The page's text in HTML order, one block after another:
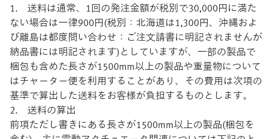
1. 送料は通常、1回の発注金額が税別で30,000円に満た
ない場合は一律900円(税別：北海道は1,300円、沖縄およ
び離島は都度問い合わせ：ご注文請書に明記されませんが
納品書には明記されます)としていますが、一部の製品で
梱包も含めた長さが1500mm以上の製品や重量物について
はチャーター便を利用することがあり、その費用は次項の
基準で算出した送料をお客様が負担するものとします。
2. 送料の算出
前項ただし書きにある長さが1500mm以上の製品(梱包を